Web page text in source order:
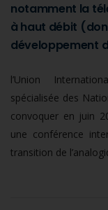
notamment la
à haut débit
développement
l’Union
spécialisée des
convoquer en juin
une conférence
transition de